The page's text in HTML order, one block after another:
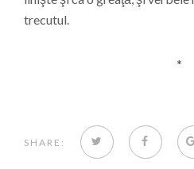
trecutul.
*
SHARE: TWITTER